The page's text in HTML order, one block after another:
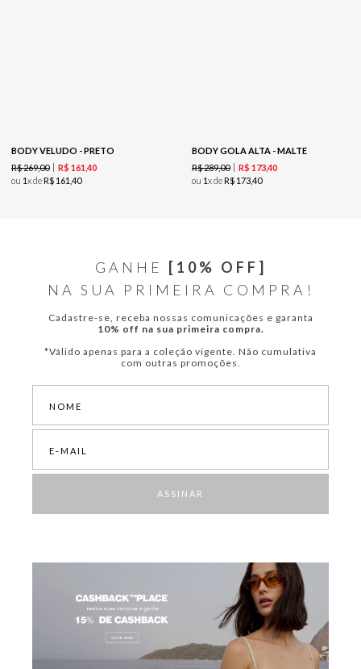
BODY VELUDO - PRETO
R$269,00 R$ 161 40
ou 1x deR$ 161 40
BODY GOLA ALTA - MALTE
R$289,00 R$ 17340
ou 1x deR$ 17340
GANHE
[10% OFF]
NA SUA PRIMEIRA COMPRA!
Cadastre-se, receba nossas comunicações e garanta
10% off na sua primeira compra.
*Válido apenas para a coleção vigente. Não cumulativa
com outras promoções.
ASSINAR